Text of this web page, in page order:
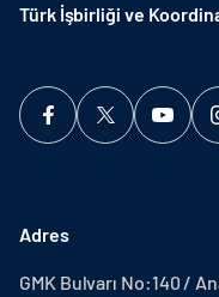
Türk İşbirliği ve
Adres
GMK Bulvarı No:140 /